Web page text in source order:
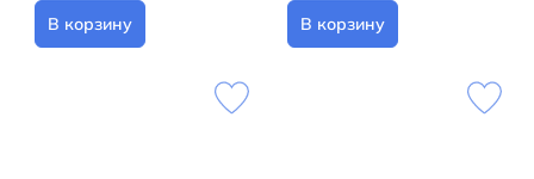
В корзину В корзину